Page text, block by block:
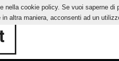
cookie policy. Se vuoi saperne
altra maniera, acconsenti ad un